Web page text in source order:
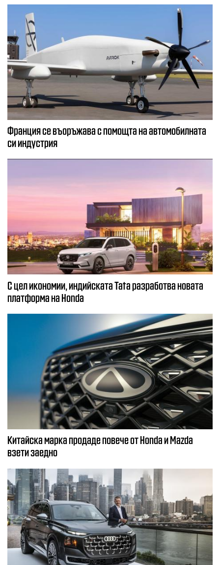
Франция се въоръжава с помощта на автомобилната
си индустрия
С цел икономии, индийската Tata разработва новата
платформа на Honda
Китайска марка продаде повече от Honda и Mazda
взети заедно